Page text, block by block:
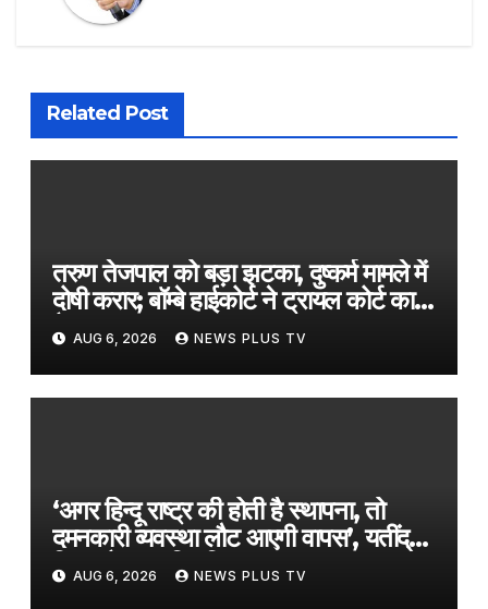
Related Post
तरुण तेजपाल को बड़ा झटका, दुष्कर्म मामले में
दोषी करार; बॉम्बे हाईकोर्ट ने ट्रायल कोर्ट का
फैसला पलटा​on August 6, 2026 at
5:24 am
AUG 6, 2026 NEWS PLUS TV
‘अगर हिन्दू राष्ट्र की होती है स्थापना, तो
दमनकारी व्यवस्था लौट आएगी वापस’, यतींद्र
सिद्धारमैया का विवादित बयान​on August
6, 2026 at 5:55 am
AUG 6, 2026 NEWS PLUS TV